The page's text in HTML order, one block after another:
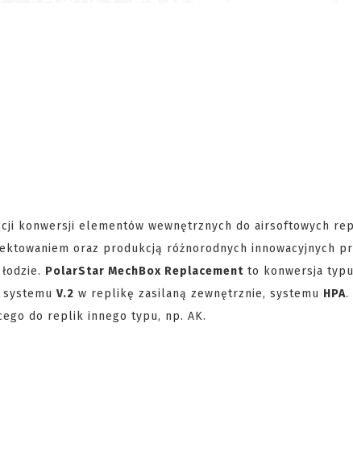
konwersji elementów wewnętrznych do airsoftowych
oraz produkcją różnorodnych innowacyjnych
PolarStar MechBox Replacement to konwersja typu
systemu V.2 w replikę zasilaną zewnętrznie, systemu HPA.
do replik innego typu, np. AK.